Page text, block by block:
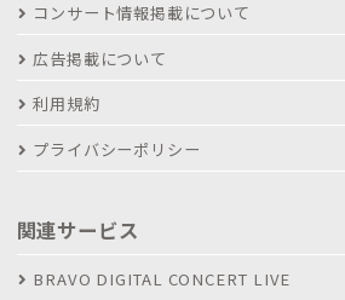
コンサート情報掲載について
広告掲載について
利用規約
プライバシーポリシー
関連サービス
BRAVO DIGITAL CONCERT LIVE